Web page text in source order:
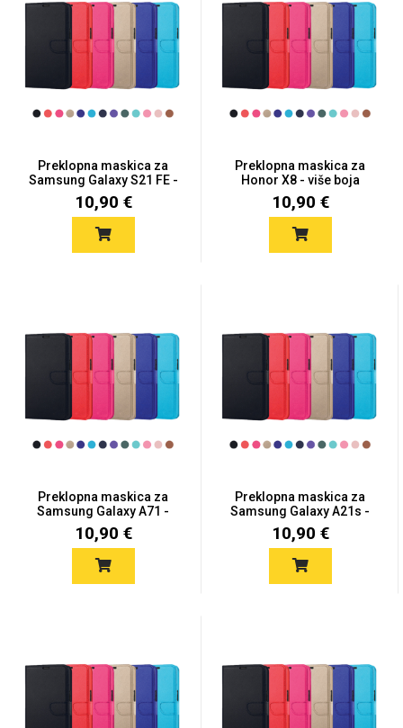
Preklopna maskica za
Samsung Galaxy S21 FE -
V...
10,90 €
Preklopna maskica za
Honor X8 - više boja
10,90 €
Preklopna maskica za
Samsung Galaxy A71 -
Više...
10,90 €
Preklopna maskica za
Samsung Galaxy A21s -
Viš...
10,90 €
Za njega
Svijet životinja Auto - Moto motivi
motivi